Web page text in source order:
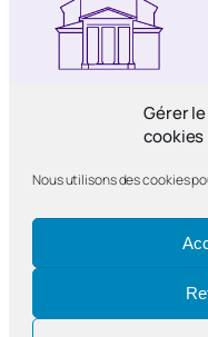
Gérer
cookies
Nous utilisons des cookies
Notre-
Paroisse